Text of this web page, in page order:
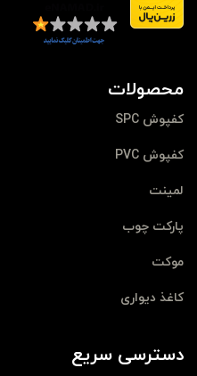
محصولات
کفپوش SPC
کفپوش PVC
لمینت
پارکت چوب
موکت
کاغذ دیواری
دسترسی سریع